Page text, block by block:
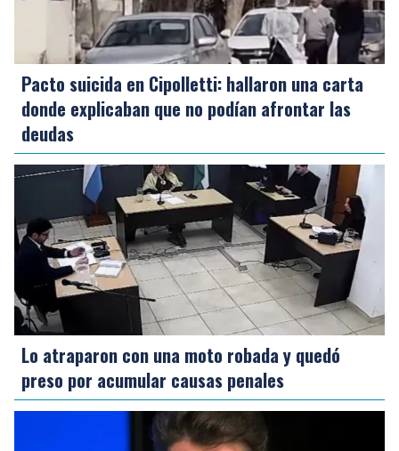
Pacto suicida en Cipolletti: hallaron una carta
donde explicaban que no podían afrontar las
deudas
Lo atraparon con una moto robada y quedó
preso por acumular causas penales